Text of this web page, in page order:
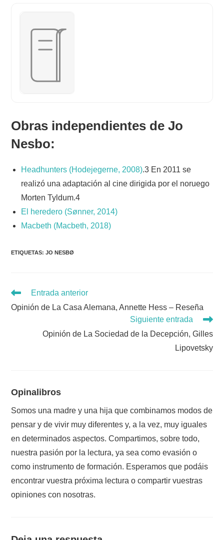
Obras independientes de Jo
Nesbo:
Headhunters (Hodejegerne, 2008).3​ En 2011 se
realizó una adaptación al cine dirigida por el noruego
Morten Tyldum.4​
El heredero (Sønner, 2014)
Macbeth (Macbeth, 2018)
ETIQUETAS:JO NESBØ
Leer
artículos
Entrada anterior
Opinión de La Casa Alemana, Annette Hess – Reseña
Siguiente entrada
Opinión de La Sociedad de la Decepción, Gilles
Lipovetsky
Opinalibros
Somos una madre y una hija que combinamos modos de
pensar y de vivir muy diferentes y, a la vez, muy iguales
en determinados aspectos. Compartimos, sobre todo,
nuestra pasión por la lectura, ya sea como evasión o
como instrumento de formación. Esperamos que podáis
encontrar vuestra próxima lectura o compartir vuestras
opiniones con nosotras.